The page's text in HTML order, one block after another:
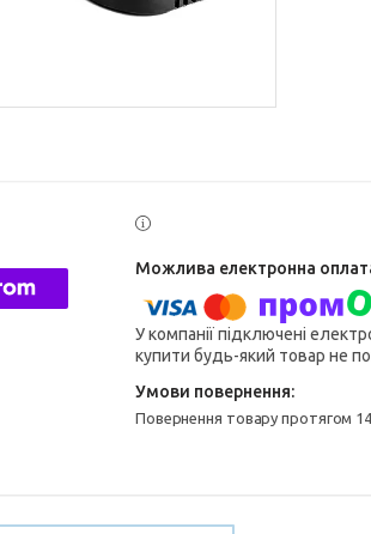
У компанії підключені
купити будь-який товар не
повернення товару протягом